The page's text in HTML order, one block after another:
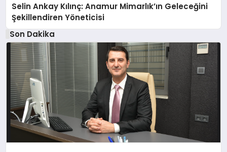
Selin Ankay Kılınç: Anamur Mimarlık’ın Geleceğini
Şekillendiren Yöneticisi
Son Dakika